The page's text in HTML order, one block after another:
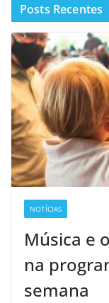
Posts Recentes
NOTÍCIAS
Música e
na
semana